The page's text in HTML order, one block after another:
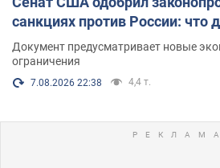
санкциях против России: что
Документ предусматривает новые
ограничения
7.08.2026 22:38 4,4 т.